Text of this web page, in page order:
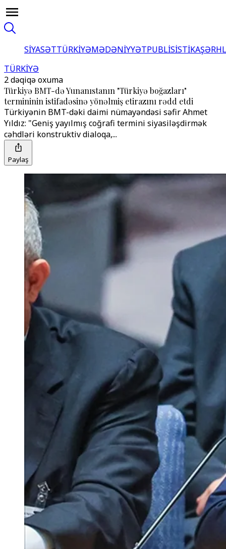
SİYASƏTTÜRKİYƏMƏDƏNİYYƏTPUBLİSİSTİKA
TÜRKİYƏ
2 dəqiqə oxuma
Türkiyə BMT-də Yunanıstanın "Türkiyə boğazları"
termininin istifadəsinə yönəlmiş etirazını rədd etdi
Türkiyənin BMT-dəki daimi nümayəndəsi səfir Ahmet
Yıldız: "Geniş yayılmış coğrafi termini siyasiləşdirmək
cəhdləri konstruktiv dialoqa,...
Paylaş